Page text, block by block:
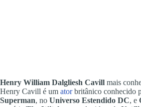
Henry William Dalgliesh Cavill mais
Henry Cavill é um atorbritânico conhecido
Superman, no Universo Estendido DC, e